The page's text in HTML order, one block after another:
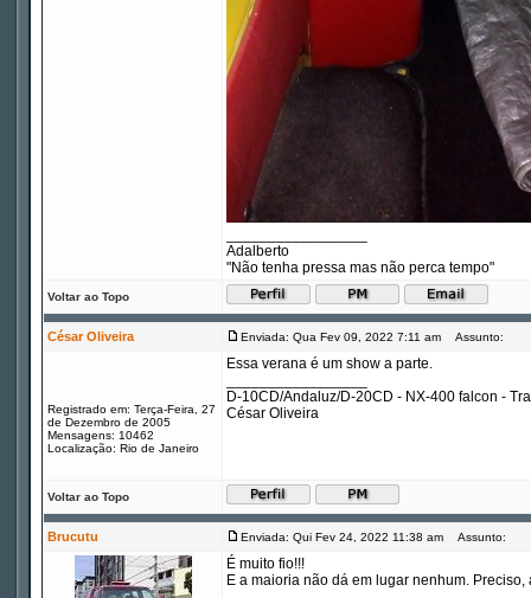
Adalberto
"Não tenha pressa mas não perca tempo"
Voltar ao Topo
César Oliveira Enviada: Qua Fev 09, 2022 7:11 am Assunto:
Registrado em: Terça-Feira, 27
de Dezembro de 2005
Mensagens: 10462
Localização: Rio de Janeiro
Essa verana é um show a parte.
D-10CD/Andaluz/D-20CD - NX-400 falcon -
César Oliveira
Voltar ao Topo
Brucutu Enviada: Qui Fev 24, 2022 11:38 am Assunto:
É muito fio!!!
E a maioria não dá em lugar nenhum.